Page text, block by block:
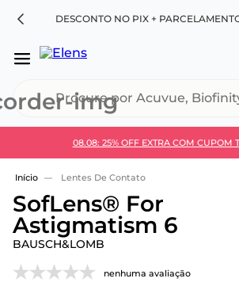
DESCONTO NO PIX +
08.08: 25% OFF EXTRA COM CUPOM
Use 30HOJE e ganhe 30% OFF +
Lentes De Contato
SofLens® For
Astigmatism 6
BAUSCH&LOMB
nenhuma avaliação